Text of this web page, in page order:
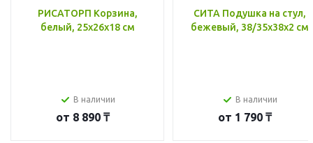
РИСАТОРП Корзина,
белый, 25x26x18 см
В наличии
от 8 890 ₸
СИТА Подушка на стул,
бежевый, 38/35x38x2 см
В наличии
от 1 790 ₸